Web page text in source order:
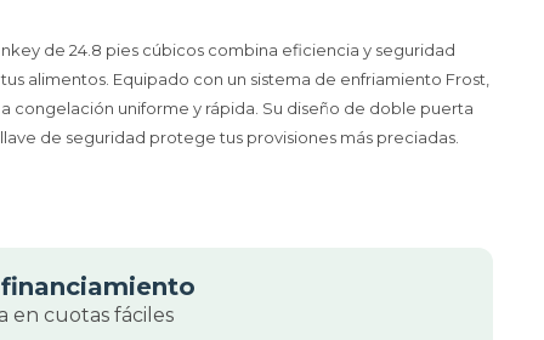
de 24.8 pies cúbicos combina eficiencia y seguridad
alimentos. Equipado con un sistema de enfriamiento Frost,
congelación uniforme y rápida. Su diseño de doble puerta
de seguridad protege tus provisiones más preciadas.
en cuotas fáciles